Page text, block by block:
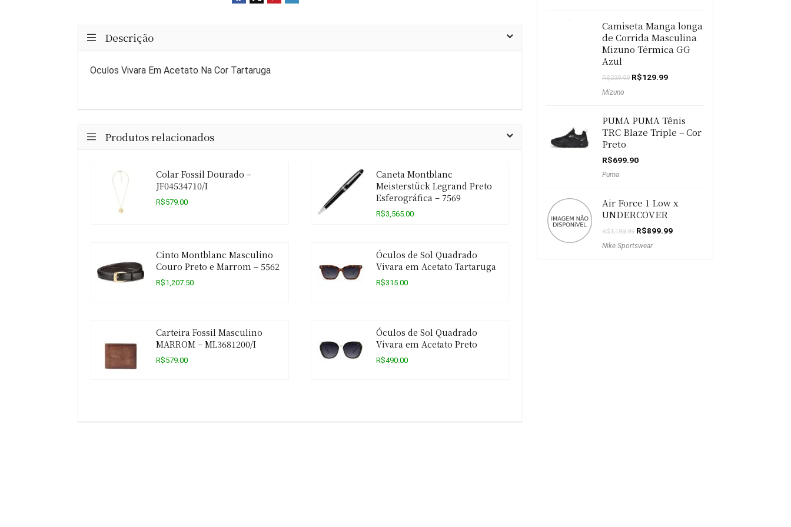
Descrição
Oculos Vivara Em Acetato Na Cor Tartaruga
Produtos relacionados
Colar Fossil Dourado –
JF04534710/I
R$579.00
Caneta Montblanc
Meisterstück Legrand Preto
Esferográfica – 7569
R$3,565.00
Cinto Montblanc Masculino
Couro Preto e Marrom – 5562
R$1,207.50
Óculos de Sol Quadrado
Vivara em Acetato Tartaruga
R$315.00
Carteira Fossil Masculino
MARROM – ML3681200/I
R$579.00
Óculos de Sol Quadrado
Vivara em Acetato Preto
R$490.00
Camiseta Manga longa
de Corrida Masculina
Mizuno Térmica GG
Azul
R$239.99 O
R$129.99O
Mizuno
PUMA PUMA Tênis
TRC Blaze Triple – Cor
Preto
R$699.90
Puma
Air Force 1 Low x
UNDERCOVER
R$1,199.99 O
original
R$899.99O
Nike Sportswear